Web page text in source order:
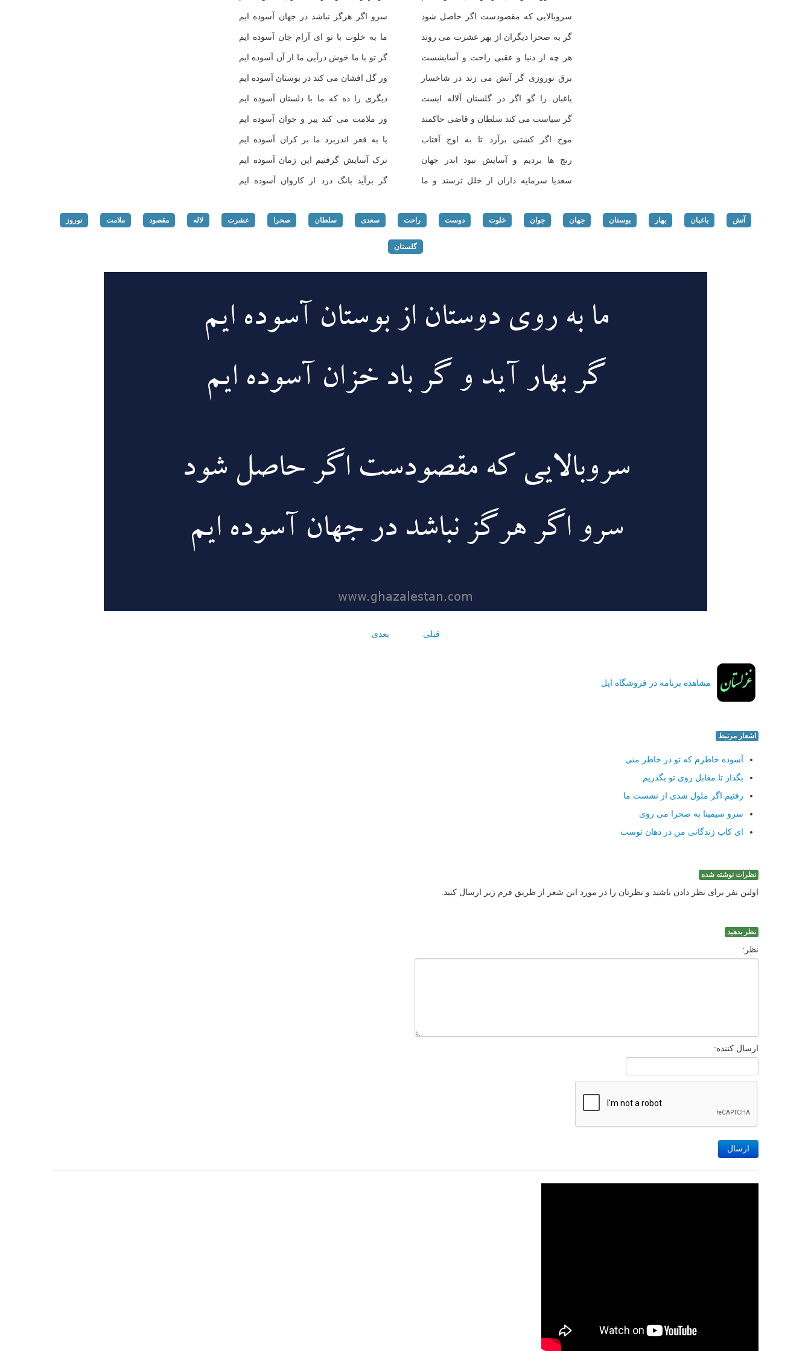
سروبالایی که مقصودست اگر حاصل شود سرو اگر هرگز نباشد در جهان آسوده ایم
گر به صحرا دیگران از بهر عشرت می روند ما به خلوت با تو ای آرام جان آسوده ایم
هر چه از دنیا و عقبی راحت و آسایشست گر تو با ما خوش درآیی ما از آن آسوده ایم
برق نوروزی گر آتش می زند در شاخسار ور گل افشان می کند در بوستان آسوده ایم
باغبان را گو اگر در گلستان آلاله ایست دیگری را ده که ما با دلستان آسوده ایم
گر سیاست می کند سلطان و قاضی حاکمند ور ملامت می کند پیر و جوان آسوده ایم
موج اگر کشتی برآرد تا به اوج آفتاب یا به قعر اندربرد ما بر کران آسوده ایم
رنج ها بردیم و آسایش نبود اندر جهان ترک آسایش گرفتیم این زمان آسوده ایم
سعدیا سرمایه داران از خلل ترسند و ما گر برآید بانگ دزد از کاروان آسوده ایم
آتش باغبان بهار بوستان جهان جوان خلوت دوست راحت سعدی سلطان صحرا عشرت لاله مقصود ملامت نوروز
گلستان
قبلی بعدی
مشاهده برنامه در فروشگاه اپل
اشعار مرتبط
آسوده خاطرم که تو در خاطر منی
بگذار تا مقابل روی تو بگذریم
رفتیم اگر ملول شدی از نشست ما
سرو سیمینا به صحرا می روی
ای کاب زندگانی من در دهان توست
نظرات نوشته شده
اولین نفر برای نظر دادن باشید و نظرتان را در مورد این شعر از طریق فرم زیر ارسال کنید.
نظر بدهید
نظر:
ارسال کننده:
ارسال